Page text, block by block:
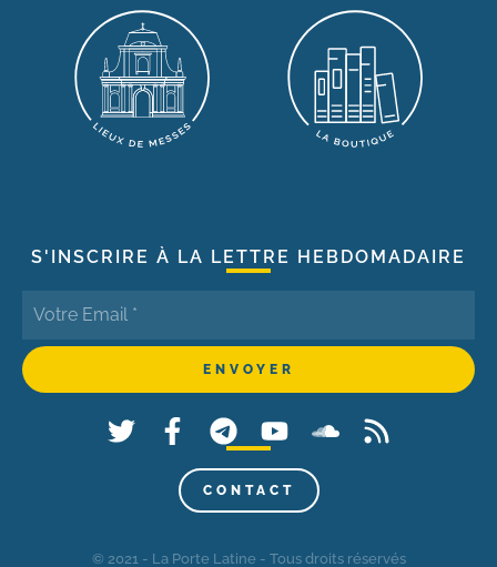
S'INSCRIRE À LA LETTRE HEBDOMADAIRE
CONTACT
© 2021 - La Porte Latine - Tous droits réservés